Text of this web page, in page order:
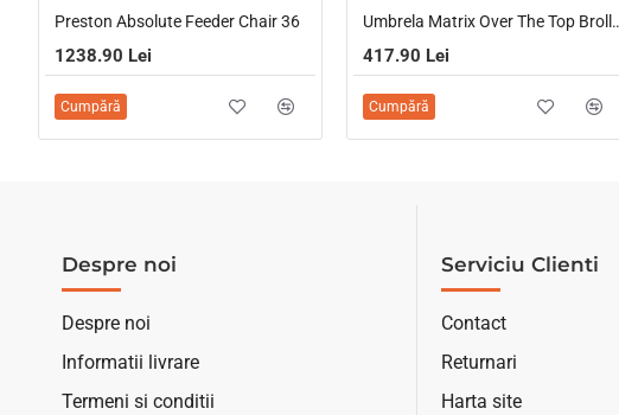
Preston Absolute Feeder Chair 36
1238.90 Lei
Cumpără
Umbrela Matrix
417.90 Lei
Cumpără
Despre noi
Despre noi
Informatii livrare
Termeni si conditii
Serviciu Clienti
Contact
Returnari
Harta site